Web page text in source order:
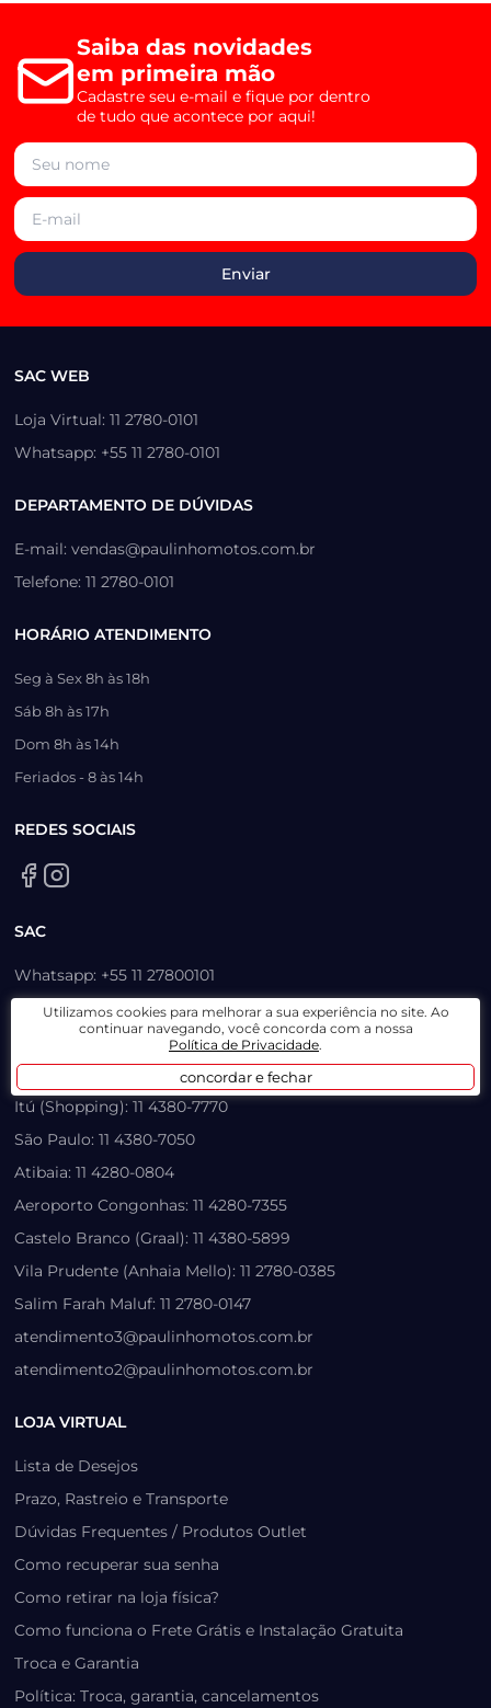
Saiba das novidades
em primeira mão
Cadastre seu e-mail e fique por dentro
de tudo que acontece por aqui!
SAC WEB
Loja Virtual: 11 2780-0101
Whatsapp: +55 11 2780-0101
DEPARTAMENTO DE DÚVIDAS
E-mail: vendas@paulinhomotos.com.br
Telefone: 11 2780-0101
HORÁRIO ATENDIMENTO
Seg à Sex 8h às 18h
Sáb 8h às 17h
Dom 8h às 14h
Feriados - 8 às 14h
REDES SOCIAIS
SAC
Whatsapp: +55 11 27800101
Santo André: 11 4437-2323
Outlet: 11 4902-4535
Itú (Shopping): 11 4380-7770
São Paulo: 11 4380-7050
Atibaia: 11 4280-0804
Aeroporto Congonhas: 11 4280-7355
Castelo Branco (Graal): 11 4380-5899
Vila Prudente (Anhaia Mello): 11 2780-0385
Salim Farah Maluf: 11 2780-0147
atendimento3@paulinhomotos.com.br
atendimento2@paulinhomotos.com.br
LOJA VIRTUAL
Lista de Desejos
Prazo, Rastreio e Transporte
Dúvidas Frequentes / Produtos Outlet
Como recuperar sua senha
Como retirar na loja física?
Como funciona o Frete Grátis e Instalação Gratuita
Troca e Garantia
Política: Troca, garantia, cancelamentos
Utilizamos cookies para melhorar a sua experiência no site. Ao
continuar navegando, você concorda com a nossa
Política de Privacidade.
concordar e fechar